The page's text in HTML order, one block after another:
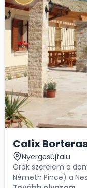
Calix
Nyergesújfalu
Örök szerelem a
Németh Pince) a